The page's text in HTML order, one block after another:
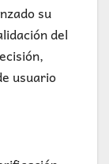
su
del
usuario